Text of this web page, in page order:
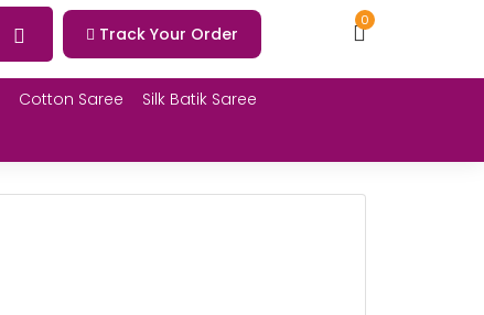
Track Your Order
0
Cotton Saree
Silk Batik Saree